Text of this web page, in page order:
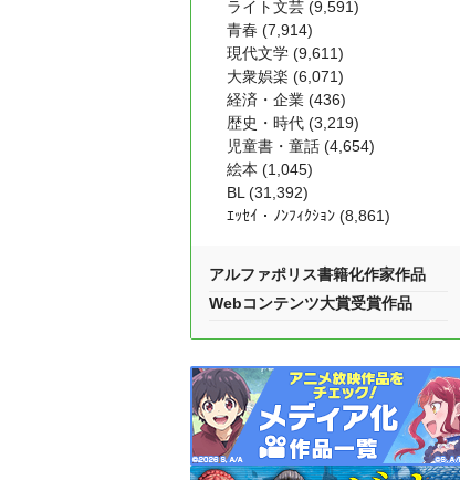
ライト文芸 (9,591)
青春 (7,914)
現代文学 (9,611)
大衆娯楽 (6,071)
経済・企業 (436)
歴史・時代 (3,219)
児童書・童話 (4,654)
絵本 (1,045)
BL (31,392)
ｴｯｾｲ・ﾉﾝﾌｨｸｼｮﾝ (8,861)
アルファポリス書籍化作家作品
Webコンテンツ大賞受賞作品